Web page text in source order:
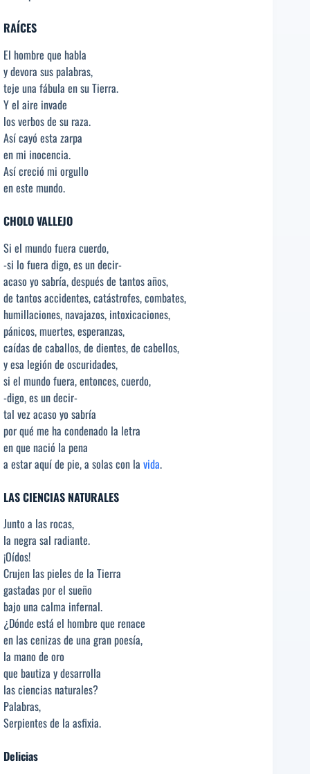
RAÍCES
El hombre que habla
y devora sus palabras,
teje una fábula en su Tierra.
Y el aire invade
los verbos de su raza.
Así cayó esta zarpa
en mi inocencia.
Así creció mi orgullo
en este mundo.
CHOLO VALLEJO
Si el mundo fuera cuerdo,
-si lo fuera digo, es un decir-
acaso yo sabría, después de tantos años,
de tantos accidentes, catástrofes, combates,
humillaciones, navajazos, intoxicaciones,
pánicos, muertes, esperanzas,
caídas de caballos, de dientes, de cabellos,
y esa legión de oscuridades,
si el mundo fuera, entonces, cuerdo,
-digo, es un decir-
tal vez acaso yo sabría
por qué me ha condenado la letra
en que nació la pena
a estar aquí de pie, a solas con la vida.
LAS CIENCIAS NATURALES
Junto a las rocas,
la negra sal radiante.
¡Oídos!
Crujen las pieles de la Tierra
gastadas por el sueño
bajo una calma infernal.
¿Dónde está el hombre que renace
en las cenizas de una gran poesía,
la mano de oro
que bautiza y desarrolla
las ciencias naturales?
Palabras,
Serpientes de la asfixia.
Delicias